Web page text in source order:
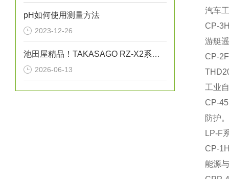
pH如何使用测量方法
2023-12-26
池田屋精品！TAKASAGO RZ-X2系列充放电系统 RZ-X2 参数介绍
2026-06-13
汽车
‌CP-
游艇
‌CP-
工业
‌CP-
防护。
‌LP-F
‌CP-
能源